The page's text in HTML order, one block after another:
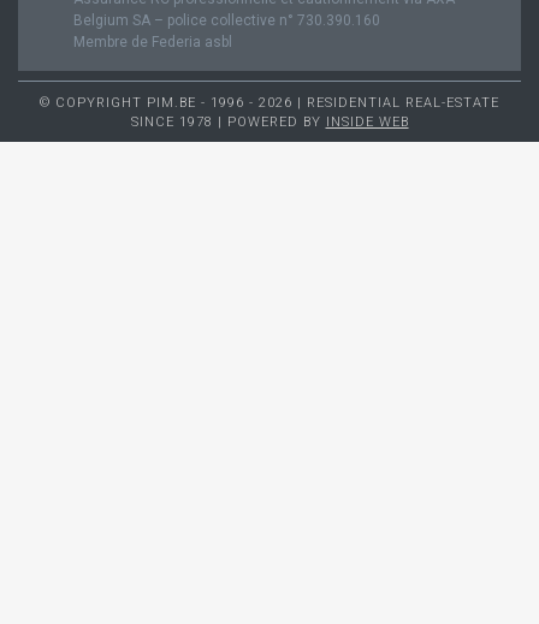
Belgium SA – police collective n° 730.390.160
Membre de Federia asbl
© COPYRIGHT PIM.BE - 1996 - 2026 | RESIDENTIAL REAL-ESTATE
SINCE 1978 | POWERED BY INSIDE WEB